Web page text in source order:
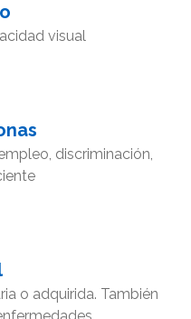
visual
discriminación,
o adquirida. También